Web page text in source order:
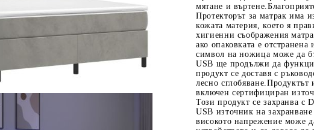
мятане и
Протекторът за матрак има
кожата материя, което я
хигиенни съображения
ако опаковката е
символ на ножица може да
USB ще продължи да
продукт се доставя с
лесно
включен сертифициран
Този продукт се захранва с
USB източник на
високото напрежение може